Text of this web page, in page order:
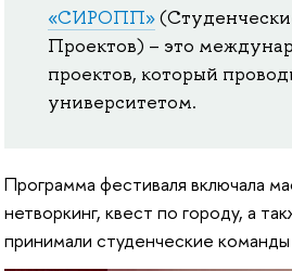
«СИРОПП»(
Проектов) – это
проектов, который
университетом.
Программа фестиваля включала
нетворкинг, квест по городу, а
принимали студенческие